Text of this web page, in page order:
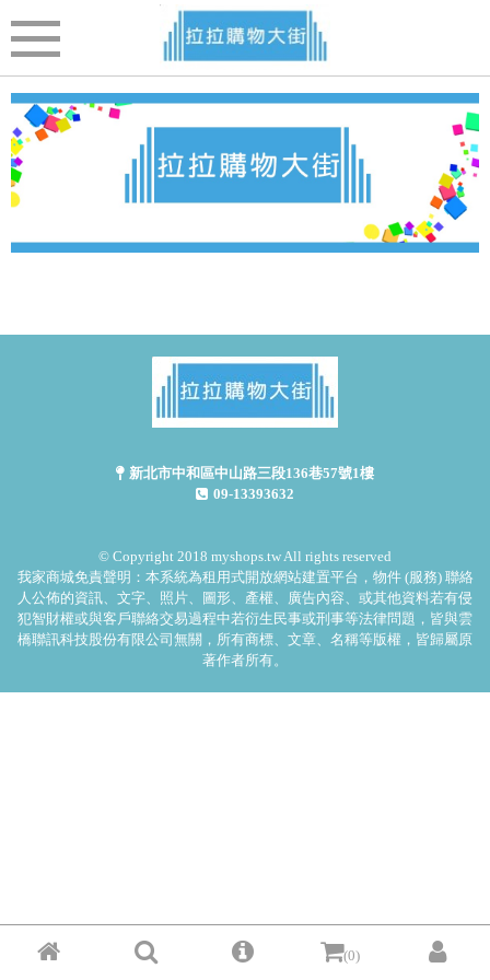
(0)
新北市中和區中山路三段136巷57號1樓
09-13393632
© Copyright 2018 myshops.tw All rights reserved
我家商城免責聲明：本系統為租用式開放網站建置平台，物件 (服務) 聯絡
人公佈的資訊、文字、照片、圖形、產權、廣告內容、或其他資料若有侵
犯智財權或與客戶聯絡交易過程中若衍生民事或刑事等法律問題，皆與雲
橋聯訊科技股份有限公司無關，所有商標、文章、名稱等版權，皆歸屬原
著作者所有。